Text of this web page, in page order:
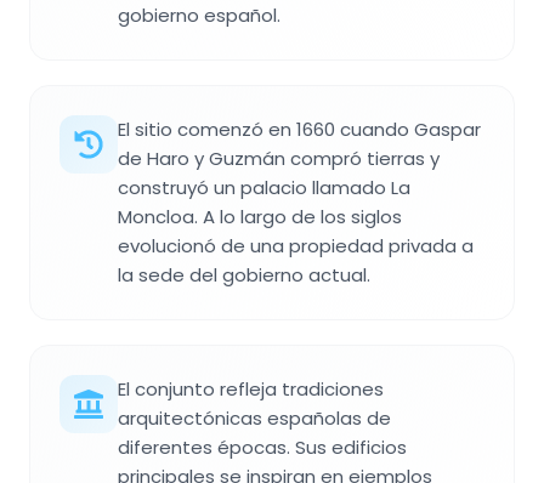
gobierno español.
El sitio comenzó en 1660 cuando Gaspar
de Haro y Guzmán compró tierras y
construyó un palacio llamado La
Moncloa. A lo largo de los siglos
evolucionó de una propiedad privada a
la sede del gobierno actual.
El conjunto refleja tradiciones
arquitectónicas españolas de
diferentes épocas. Sus edificios
principales se inspiran en ejemplos